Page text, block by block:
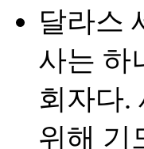
달라스
사는 하
회자다.
위해 기